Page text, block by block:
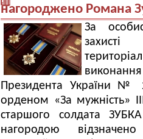
нагороджено Романа
За
захисті
Президента України №
орденом «За мужність»
старшого солдата
нагородою